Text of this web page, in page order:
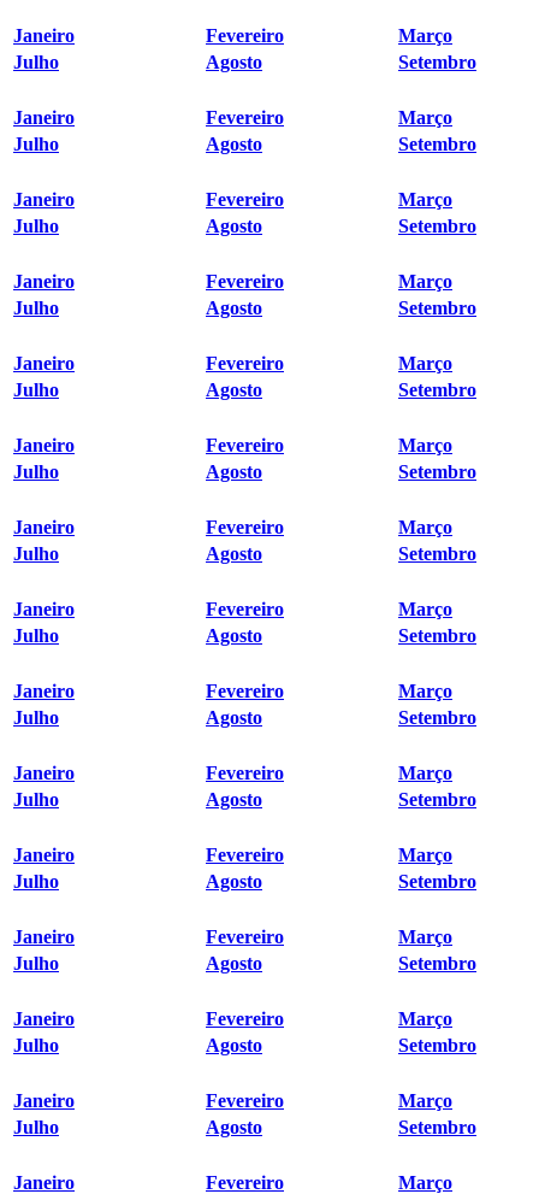
Janeiro Fevereiro
Março
Julho
Agosto Setembro
Janeiro Fevereiro
Março
Julho
Agosto Setembro
Janeiro Fevereiro
Março
Julho
Agosto Setembro
Janeiro Fevereiro
Março
Julho
Agosto Setembro
Janeiro Fevereiro
Março
Julho
Agosto Setembro
Janeiro Fevereiro
Março
Julho
Agosto Setembro
Janeiro Fevereiro
Março
Julho
Agosto Setembro
Janeiro Fevereiro
Março
Julho
Agosto Setembro
Janeiro Fevereiro
Março
Julho
Agosto Setembro
Janeiro Fevereiro
Março
Julho
Agosto Setembro
Janeiro Fevereiro
Março
Julho
Agosto Setembro
Janeiro Fevereiro
Março
Julho
Agosto Setembro
Janeiro Fevereiro
Março
Julho
Agosto Setembro
Janeiro Fevereiro
Março
Julho
Agosto Setembro
Janeiro Fevereiro
Março